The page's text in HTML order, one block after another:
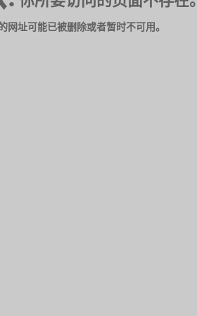
网址可能已被删除或者暂时不可用。